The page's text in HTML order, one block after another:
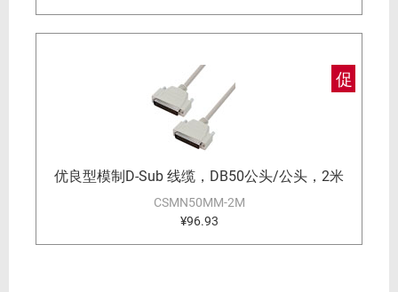
促
优良型模制D-Sub 线缆，DB50公头/公头，2米
CSMN50MM-2M
¥96.93